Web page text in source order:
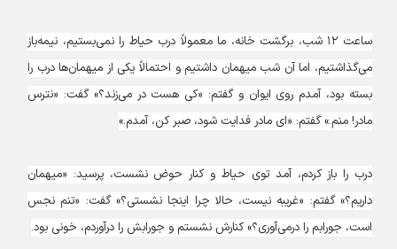
ساعت ۱۲ شب، برگشت خانه، ما معمولاً درب حیاط را نمی‌بستیم، نیمه‌باز
می‌گذاشتیم، اما آن شب میهمان داشتیم و احتمالاً یکی از میهمان‌ها درب را
بسته بود، آمدم روی ایوان و گفتم: «کی هست در می‌زند؟» گفت: «نترس
مادر! منم.» گفتم: «ای مادر فدایت شود، صبر کن، آمدم.»
درب را باز کردم، آمد توی حیاط و کنار حوض نشست، پرسید: «میهمان
داریم؟» گفتم: «غریبه نیست، حالا چرا اینجا نشستی؟» گفت: «تنم نجس
است، جورابم را درمی‌آوری؟» کنارش نشستم و جورابش را درآوردم، خونی بود.